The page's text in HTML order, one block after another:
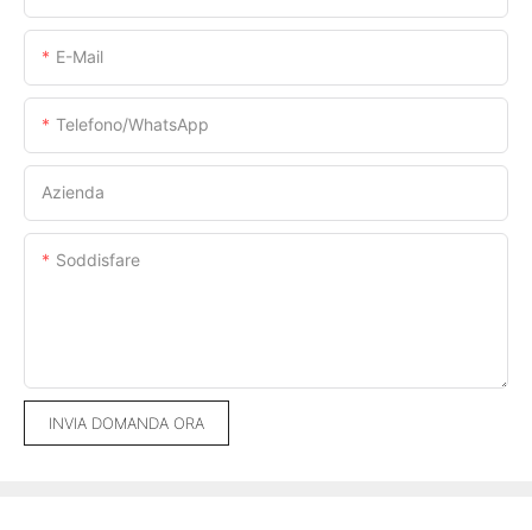
E-Mail
Telefono/WhatsApp
Azienda
Soddisfare
INVIA DOMANDA ORA